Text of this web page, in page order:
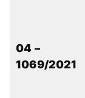
04 –
1069/2021